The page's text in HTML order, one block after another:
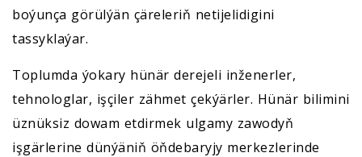
boýunça görülýän çäreleriň netijelidigini
tassyklaýar.
Toplumda ýokary hünär derejeli inženerler,
tehnologlar, işçiler zähmet çekýärler. Hünär bilimini
üznüksiz dowam etdirmek ulgamy zawodyň
işgärlerine dünýäniň öňdebaryjy merkezlerinde